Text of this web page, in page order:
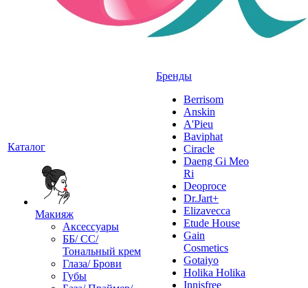
Каталог
Макияж
Аксессуары
ББ/ СС/
Тональный крем
Глаза/ Брови
Губы
Бренды
Berrisom
Anskin
A'Pieu
Baviphat
Ciracle
Daeng Gi Meo
Ri
Deoproce
Dr.Jart+
Elizavecca
Etude House
Gain
Cosmetics
Gotaiyo
Holika Holika
Innisfree